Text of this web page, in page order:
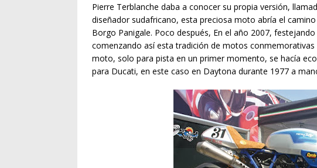
Pierre Terblanche daba a conocer su propia versión,
diseñador sudafricano, esta preciosa moto abría el
Borgo Panigale. Poco después, En el año 2007,
comenzando así esta tradición de motos conmemorativas
moto, solo para pista en un primer momento, se hacía
para Ducati, en este caso en Daytona durante 1977 a